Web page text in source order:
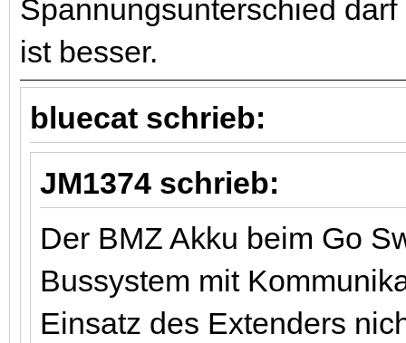
Spannungsunterschied
ist besser.
bluecat schrieb:
JM1374 schrieb:
Der BMZ Akku beim Go
Bussystem mit
Einsatz des Extenders